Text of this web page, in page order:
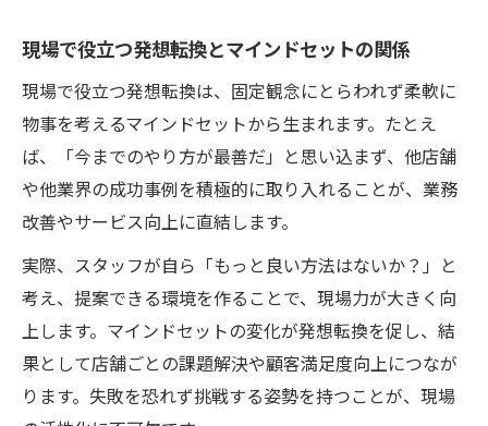
現場で役立つ発想転換とマインドセットの関係
現場で役立つ発想転換は、固定観念にとらわれず柔軟に
物事を考えるマインドセットから生まれます。たとえ
ば、「今までのやり方が最善だ」と思い込まず、他店舗
や他業界の成功事例を積極的に取り入れることが、業務
改善やサービス向上に直結します。
実際、スタッフが自ら「もっと良い方法はないか？」と
考え、提案できる環境を作ることで、現場力が大きく向
上します。マインドセットの変化が発想転換を促し、結
果として店舗ごとの課題解決や顧客満足度向上につなが
ります。失敗を恐れず挑戦する姿勢を持つことが、現場